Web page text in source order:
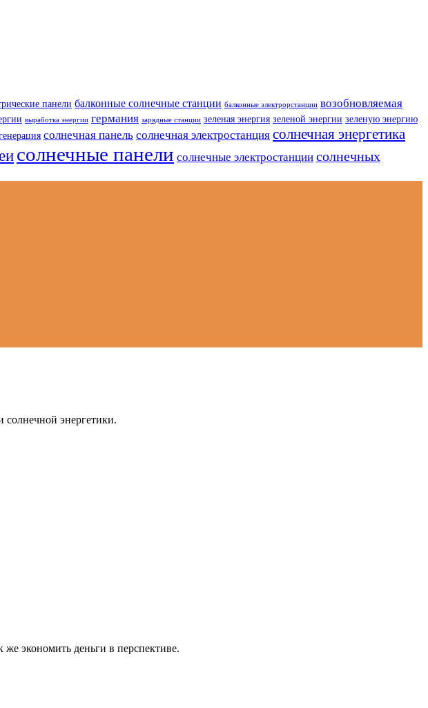
панели балконные солнечные станции балконные электрорстанции возобновляемая
выработка энергии германия зарядные станции зеленая энергия зеленой энергии зеленую энергию
солнечная панель солнечная электростанция солнечная энергетика
солнечные панели солнечные электростанции солнечных
энергетики.
экономить деньги в перспективе.